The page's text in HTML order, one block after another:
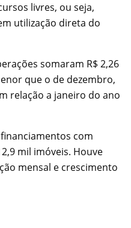
livres, ou seja,
utilização direta do
somaram R$ 2,26
que o de dezembro,
relação a janeiro do ano
com
mil imóveis. Houve
mensal e crescimento